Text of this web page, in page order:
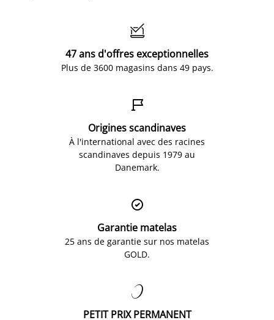

47 ans d'offres exceptionnelles
Plus de 3600 magasins dans 49 pays.

Origines scandinaves
À l'international avec des racines
scandinaves depuis 1979 au
Danemark.

Garantie matelas
25 ans de garantie sur nos matelas
GOLD.

PETIT PRIX PERMANENT